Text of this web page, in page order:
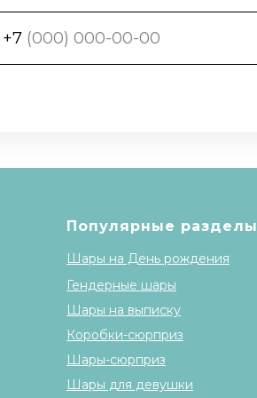
+7
Популярные разделы
Шары на День рождения
Гендерные шары
Шары на выписку
Коробки-сюрприз
Шары-сюрприз
Шары для девушки